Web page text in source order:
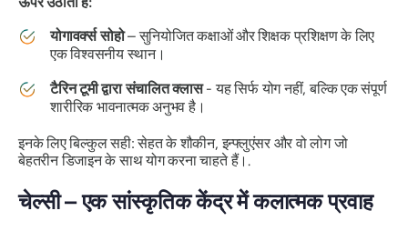
योगावर्क्स सोहो– सुनियोजित कक्षाओं और शिक्षक प्रशिक्षण के लिए
एक विश्वसनीय स्थान।
टैरिन टूमी द्वारा संचालित क्लास- यह सिर्फ योग नहीं, बल्कि एक संपूर्ण
शारीरिक भावनात्मक अनुभव है।
इनके लिए बिल्कुल सही: सेहत के शौकीन, इन्फ्लुएंसर और वो लोग जो
बेहतरीन डिजाइन के साथ योग करना चाहते हैं।.
चेल्सी – एक सांस्कृतिक केंद्र में कलात्मक प्रवाह